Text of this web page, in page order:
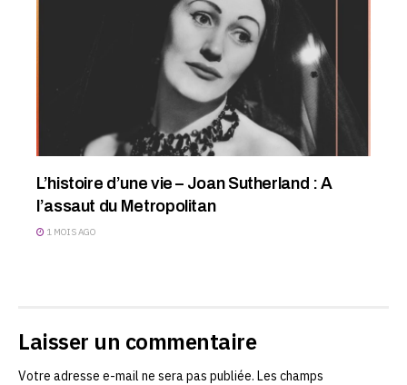
L’histoire d’une vie – Joan Sutherland : A
l’assaut du Metropolitan
1 MOIS AGO
Laisser un commentaire
Votre adresse e-mail ne sera pas publiée. Les champs